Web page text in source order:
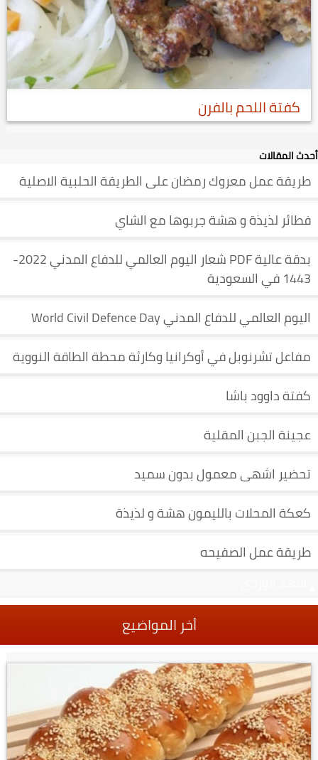
كفتة اللحم بالفرن
أحدث المقالات
طريقة عمل معروك رمضان على الطريقة الحلبية الاصلية
فطائر لذيذة و هشة جربوها مع الشاي
بدقة عالية PDF شعار اليوم العالمي للدفاع المدني 2022-
1443 في السعودية
اليوم العالمي للدفاع المدني World Civil Defence Day
مفاعل تشرنوبل في أوكرانيا وكارثة محطة الطاقة النووية
كفتة داوود باشا
عجينة الجبن المقلية
تحضير اشهى معمول بدون سميد
كعكة المحلات بالليمون هشة و لذيذة
طريقة عمل الصفيحه
أخر المواضيع